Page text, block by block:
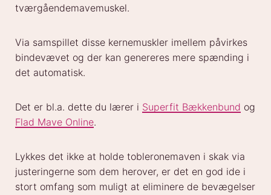
tværgåendemavemuskel.
Via samspillet disse kernemuskler imellem påvirkes
bindevævet og der kan genereres mere spænding i
det automatisk.
Det er bl.a. dette du lærer i Superfit Bækkenbund og
Flad Mave Online.
Lykkes det ikke at holde tobleronemaven i skak via
justeringerne som dem herover, er det en god ide i
stort omfang som muligt at eliminere de bevægelser